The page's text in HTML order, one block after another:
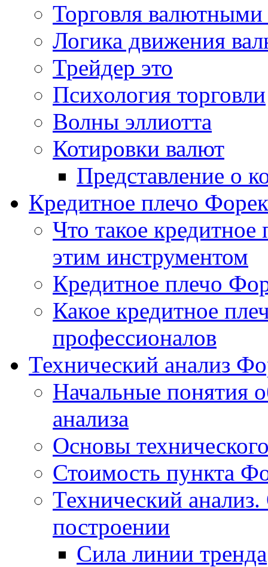
Торговля
Логика движения
Трейдер это
Психология торговли
Волны эллиотта
Котировки валют
Представление о
Кредитное плечо
Что такое
этим инструментом
Кредитное плечо
Какое кредитное
профессионалов
Технический анализ
Начальные понятия
анализа
Основы
Стоимость пункта
Технический
построении
Сила линии тренда